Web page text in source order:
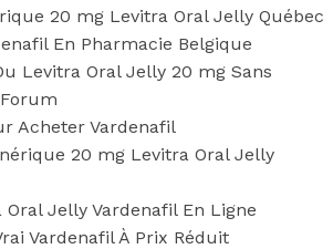
20 mg Levitra Oral Jelly Québec
En Pharmacie Belgique
Levitra Oral Jelly 20 mg Sans
Acheter Vardenafil
20 mg Levitra Oral Jelly
Oral Jelly Vardenafil En Ligne
Vardenafil À Prix Réduit